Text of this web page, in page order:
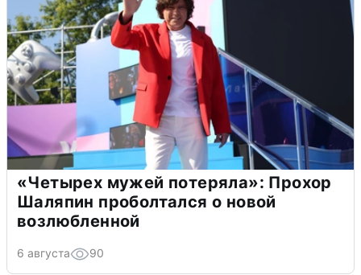
«Четырех мужей потеряла»: Прохор
Шаляпин проболтался о новой
возлюбленной
6 августа 90